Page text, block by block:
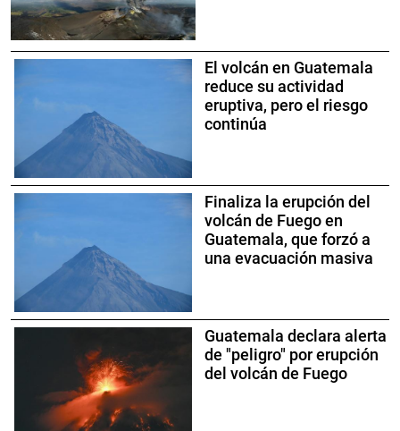
El volcán en Guatemala
reduce su actividad
eruptiva, pero el riesgo
continúa
Finaliza la erupción del
volcán de Fuego en
Guatemala, que forzó a
una evacuación masiva
Guatemala declara alerta
de "peligro" por erupción
del volcán de Fuego